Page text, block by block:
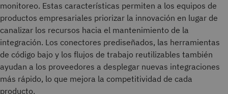
monitoreo. Estas características permiten a los equipos de
productos empresariales priorizar la innovación en lugar de
canalizar los recursos hacia el mantenimiento de la
integración. Los conectores prediseñados, las herramientas
de código bajo y los flujos de trabajo reutilizables también
ayudan a los proveedores a desplegar nuevas integraciones
más rápido, lo que mejora la competitividad de cada
producto.